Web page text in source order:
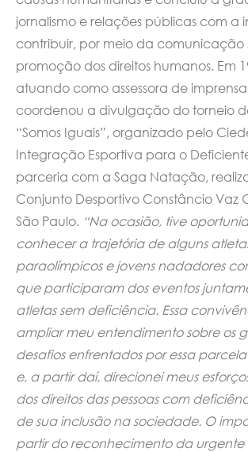
jornalismo e relações públicas com a
contribuir, por meio da comunicação
promoção dos direitos humanos. Em
atuando como assessora de
coordenou a divulgação do torneio
“Somos Iguais”, organizado pelo
Integração Esportiva para o
parceria com a Saga Natação,
Conjunto Desportivo Constâncio Vaz
São Paulo. “Na ocasião, tive
conhecer a trajetória de alguns
paraolímpicos e jovens nadadores
que participaram dos eventos
atletas sem deficiência. Essa
ampliar meu entendimento sobre os
desafios enfrentados por essa
e, a partir daí, direcionei meus
dos direitos das pessoas com
de sua inclusão na sociedade. O
partir do reconhecimento da urgente